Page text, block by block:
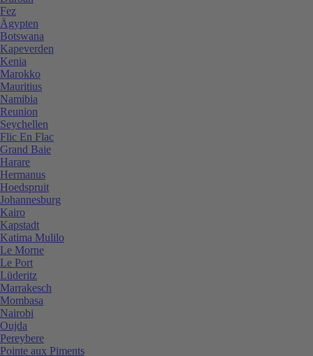
Fez
Ägypten
Botswana
Kapeverden
Kenia
Marokko
Mauritius
Namibia
Reunion
Seychellen
Flic En Flac
Grand Baie
Harare
Hermanus
Hoedspruit
Johannesburg
Kairo
Kapstadt
Katima Mulilo
Le Morne
Le Port
Lüderitz
Marrakesch
Mombasa
Nairobi
Oujda
Pereybere
Pointe aux Piments